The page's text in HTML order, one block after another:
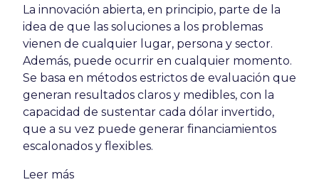
La innovación abierta, en principio, parte de la
idea de que las soluciones a los problemas
vienen de cualquier lugar, persona y sector.
Además, puede ocurrir en cualquier momento.
Se basa en métodos estrictos de evaluación que
generan resultados claros y medibles, con la
capacidad de sustentar cada dólar invertido,
que a su vez puede generar financiamientos
escalonados y flexibles.
Leer más